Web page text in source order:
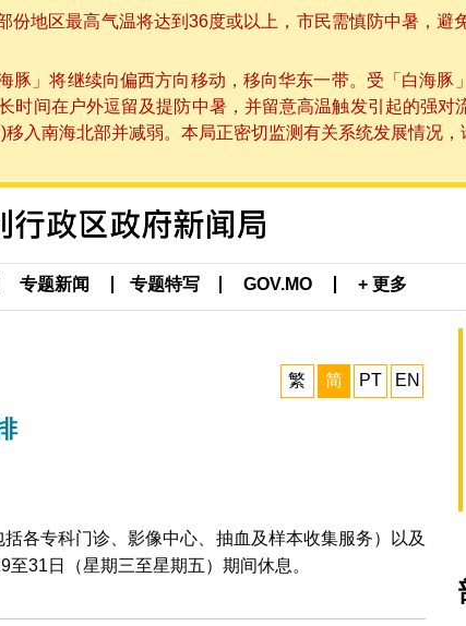
地区最高气温将达到36度或以上，市民需慎防中暑，避
豚」将继续向偏西方向移动，移向华东一带。受「白海豚
间在户外逗留及提防中暑，并留意高温触发引起的强对
入南海北部并减弱。本局正密切监测有关系统发展情况
专题新闻 专题特写 GOV.MO + 更多
繁 简 PT EN
各专科门诊、影像中心、抽血及样本收集服务）以及
31日（星期三至星期五）期间休息。